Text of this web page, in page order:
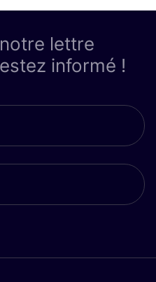
lettre
informé !